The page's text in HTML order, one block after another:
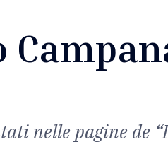
nelle pagine de